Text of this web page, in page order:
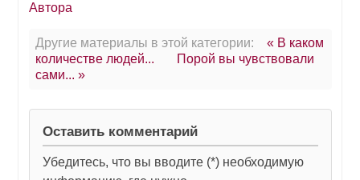
Автора
Другие материалы в этой категории:
« В каком
количестве людей...
Порой вы чувствовали
сами... »
Оставить комментарий
Убедитесь, что вы вводите (*) необходимую